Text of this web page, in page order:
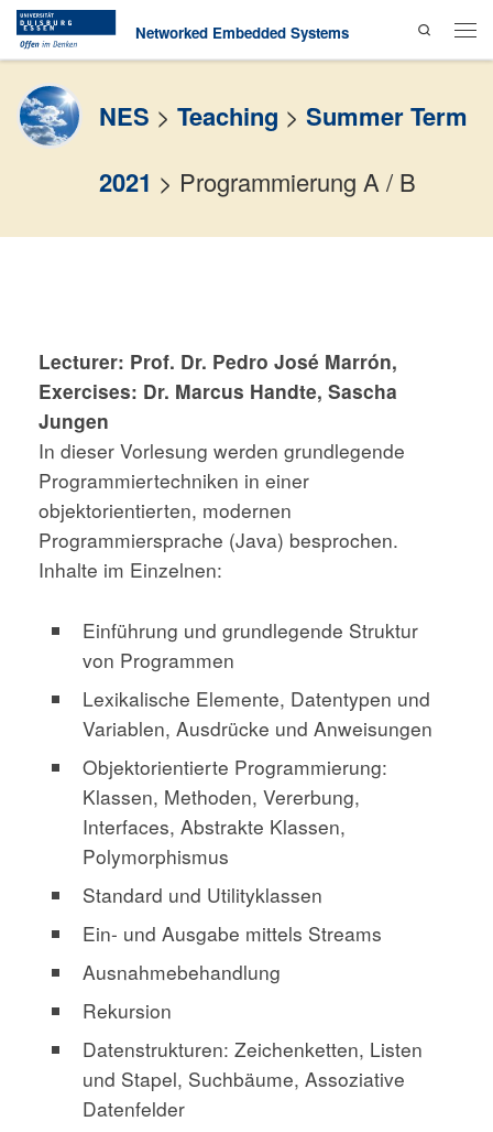
Skip to contentNetworked Embedded Systems
Search
Menu
NES > Teaching > Summer Term
2021 > Programmierung A / B
Lecturer: Prof. Dr. Pedro José Marrón,
Exercises: Dr. Marcus Handte, Sascha
Jungen
In dieser Vorlesung werden grundlegende
Programmiertechniken in einer
objektorientierten, modernen
Programmiersprache (Java) besprochen.
Inhalte im Einzelnen:
Einführung und grundlegende Struktur
von Programmen
Lexikalische Elemente, Datentypen und
Variablen, Ausdrücke und Anweisungen
Objektorientierte Programmierung:
Klassen, Methoden, Vererbung,
Interfaces, Abstrakte Klassen,
Polymorphismus
Standard und Utilityklassen
Ein- und Ausgabe mittels Streams
Ausnahmebehandlung
Rekursion
Datenstrukturen: Zeichenketten, Listen
und Stapel, Suchbäume, Assoziative
Datenfelder